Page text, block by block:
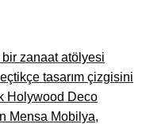
Fabrikaları
Mağazaları
Üretici Firmaları
İmalatçıları
bir zanaat atölyesi
tasarım çizgisini
Holywood Deco
Mensa Mobilya,